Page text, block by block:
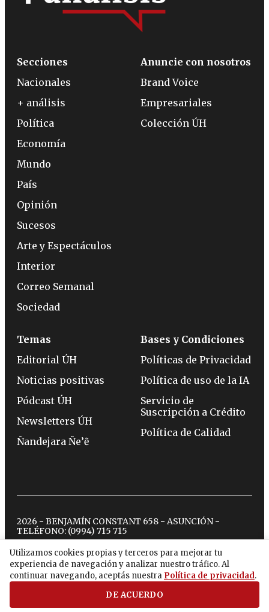
Utilizamos cookies propias y terceros para mejorar tu
experiencia de navegación y analizar nuestro tráfico. Al
continuar navegando, aceptás nuestra Política de privacidad.
DE ACUERDO
Secciones
Nacionales
+ análisis
Política
Economía
Mundo
País
Opinión
Sucesos
Arte y Espectáculos
Interior
Correo Semanal
Sociedad
Anuncie con nosotros
Brand Voice
Empresariales
Colección ÚH
Temas
Editorial ÚH
Noticias positivas
Pódcast ÚH
Newsletters ÚH
Ñandejara Ñe’ẽ
Bases y Condiciones
Políticas de Privacidad
Política de uso de la IA
Servicio de
Suscripción a Crédito
Política de Calidad
2026 - BENJAMÍN CONSTANT 658 - ASUNCIÓN -
TELÉFONO: (0994) 715 715
twitterinstagram
facebook
tiktokyoutubespotify